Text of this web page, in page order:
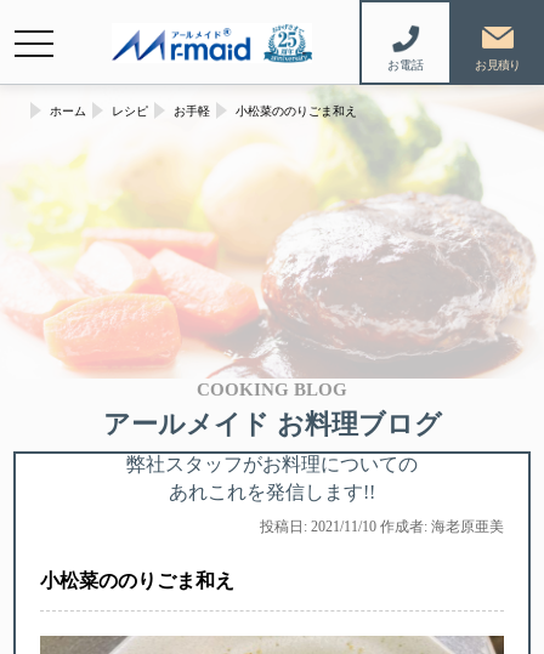
お電話
navigation
COOKING BLOG
アールメイド お料理ブログ
弊社スタッフがお料理についての
あれこれを発信します!!
ホーム レシピ お手軽 小松菜ののりごま和え
投稿日: 2021/11/10 作成者: 海老原亜美
小松菜ののりごま和え